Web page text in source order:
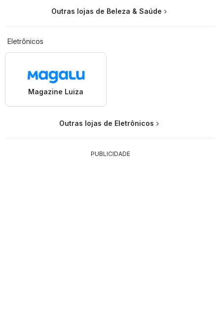
Outras lojas de Beleza & Saúde
Eletrônicos
Magazine Luiza
Outras lojas de Eletrônicos
PUBLICIDADE